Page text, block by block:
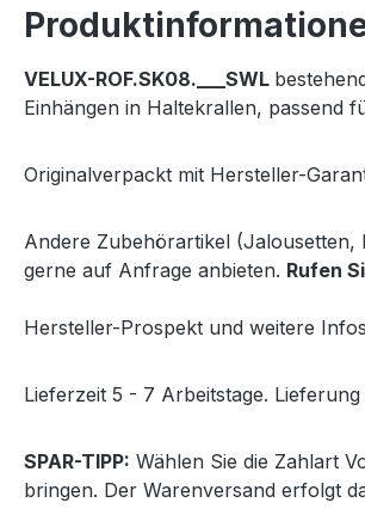
VELUX-ROF.SK08.___SWL
Einhängen in Haltekrallen, passend
Originalverpackt mit Hersteller-
Andere Zubehörartikel
gerne auf Anfrage anbieten. Rufen
Hersteller-Prospekt und weitere
Lieferzeit 5 - 7 Arbeitstage.
SPAR-TIPP: Wählen Sie die Zahlart
bringen. Der Warenversand erfolgt